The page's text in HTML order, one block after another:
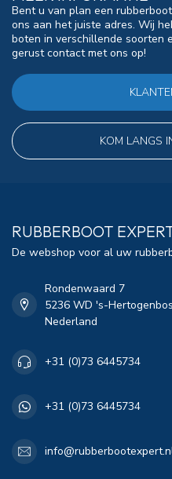
Bent u van plan een
ons aan het juiste adres. Wij
boten in verschillende soorten
gerust contact met ons op!
KOM LANGS
RUBBERBOOT
De webshop voor al uw
Rondenwaard 7
5236 WD 's-
Nederland
+31 (0)73 6445734
+31 (0)73 6445734